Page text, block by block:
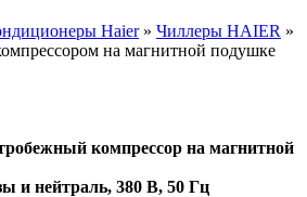
Haier » Чиллеры HAIER »
на магнитной подушке
компрессор на магнитной
и нейтраль, 380 В, 50 Гц